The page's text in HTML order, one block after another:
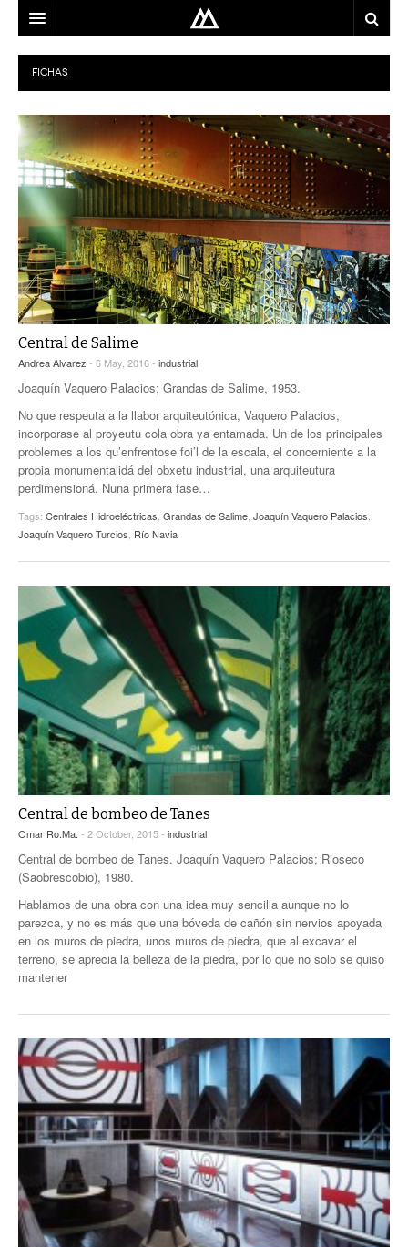
ARQUITECTO
LOCALIZACIÓN
MAPA
USO
EQUIPO
BLOG
CONTACTO
FICHAS
Central de Salime
Andrea Alvarez - 6 May, 2016 - industrial
Joaquín Vaquero Palacios; Grandas de Salime, 1953.
No que respeuta a la llabor arquiteutónica, Vaquero Palacios,
incorporase al proyeutu cola obra ya entamada. Un de los principales
problemes a los qu’enfrentose foi’l de la escala, el concerniente a la
propia monumentalidá del obxetu industrial, una arquiteutura
perdimensioná. Nuna primera fase…
Tags: Centrales Hidroeléctricas Grandas de Salime Joaquín Vaquero Palacios
Joaquín Vaquero Turcios Río Navia
Central de bombeo de Tanes
Omar Ro.Ma. - 2 October, 2015 - industrial
Central de bombeo de Tanes. Joaquín Vaquero Palacios; Rioseco
(Saobrescobio), 1980.
Hablamos de una obra con una idea muy sencilla aunque no lo
parezca, y no es más que una bóveda de cañón sin nervios apoyada
en los muros de piedra, unos muros de piedra, que al excavar el
terreno, se aprecia la belleza de la piedra, por lo que no solo se quiso
mantener